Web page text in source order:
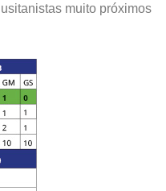
muito próximos